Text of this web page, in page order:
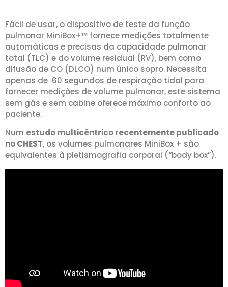
Fácil de usar, o dispositivo de teste da função
pulmonar MiniBox+™ fornece medições totalmente
automáticas e precisas da capacidade pulmonar
total (TLC) e do volume residual (RV), bem como
difusão de CO (DLCO) num único sopro. Necessita
apenas de 60 segundos de respiração tidal para
fornecer medições de volume pulmonar, este sistema
sem gás e sem cabine oferece máximo conforto ao
paciente.
Num estudo multicêntrico recentemente publicado
no CHEST, os volumes pulmonares MiniBox + são
equivalentes à pletismografia corporal (“body box”).